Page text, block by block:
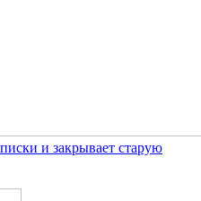
и закрывает старую